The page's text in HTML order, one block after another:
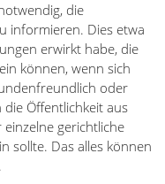
die
informieren. Dies etwa
erwirkt habe, die
können, wenn sich
oder
Öffentlichkeit aus
gerichtliche
sollte. Das alles können